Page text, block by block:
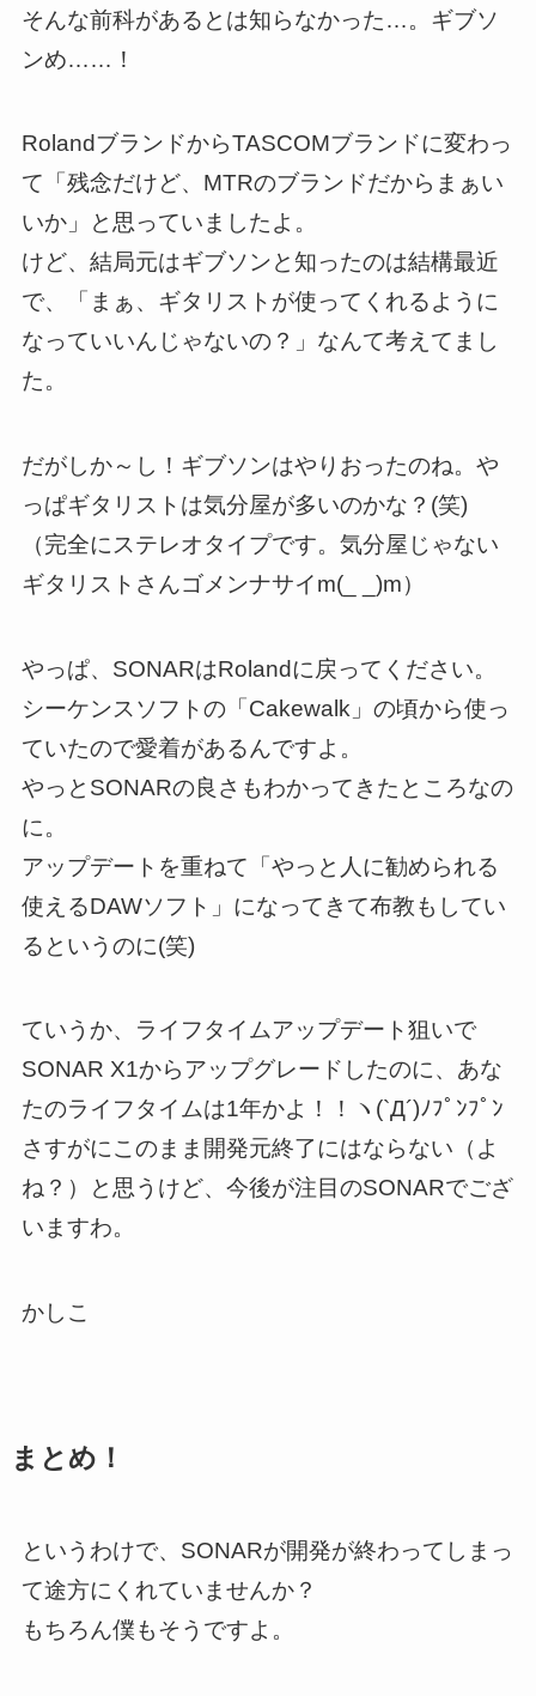
そんな前科があるとは知らなかった…。ギブソ
ンめ……！
RolandブランドからTASCOMブランドに変わっ
て「残念だけど、MTRのブランドだからまぁい
いか」と思っていましたよ。
けど、結局元はギブソンと知ったのは結構最近
で、「まぁ、ギタリストが使ってくれるように
なっていいんじゃないの？」なんて考えてまし
た。
だがしか～し！ギブソンはやりおったのね。や
っぱギタリストは気分屋が多いのかな？(笑)
（完全にステレオタイプです。気分屋じゃない
ギタリストさんゴメンナサイm(_ _)m）
やっぱ、SONARはRolandに戻ってください。
シーケンスソフトの「Cakewalk」の頃から使っ
ていたので愛着があるんですよ。
やっとSONARの良さもわかってきたところなの
に。
アップデートを重ねて「やっと人に勧められる
使えるDAWソフト」になってきて布教もしてい
るというのに(笑)
ていうか、ライフタイムアップデート狙いで
SONAR X1からアップグレードしたのに、あな
たのライフタイムは1年かよ！！ヽ(`Д´)ﾉﾌﾟﾝﾌﾟﾝ
さすがにこのまま開発元終了にはならない（よ
ね？）と思うけど、今後が注目のSONARでござ
いますわ。
かしこ
まとめ！
というわけで、SONARが開発が終わってしまっ
て途方にくれていませんか？
もちろん僕もそうですよ。